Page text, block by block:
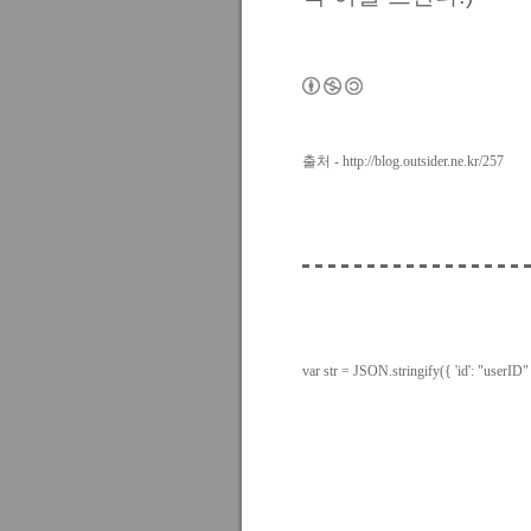
출처 - http://blog.outsider.ne.kr/257
var str = JSON.stringify({ 'id':